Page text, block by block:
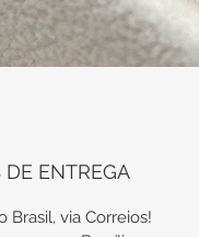
ENTREGA
Brasil, via Correios!